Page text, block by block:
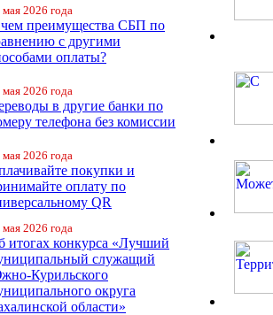
мая 2026 года
преимущества СБП по
с другими
оплаты?
мая 2026 года
в другие банки по
телефона без комиссии
мая 2026 года
покупки и
оплату по
QR
мая 2026 года
итогах конкурса «Лучший
служащий
Курильского
округа
области»